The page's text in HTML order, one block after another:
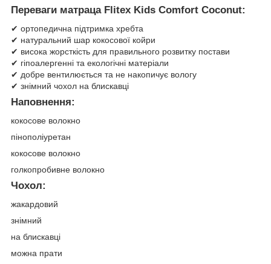
Переваги матраца Flitex Kids Comfort Coconut:
✔ ортопедична підтримка хребта
✔ натуральний шар кокосової койри
✔ висока жорсткість для правильного розвитку постави
✔ гіпоалергенні та екологічні матеріали
✔ добре вентилюється та не накопичує вологу
✔ знімний чохол на блискавці
Наповнення:
кокосове волокно
пінополіуретан
кокосове волокно
голкопробивне волокно
Чохол:
жакардовий
знімний
на блискавці
можна прати